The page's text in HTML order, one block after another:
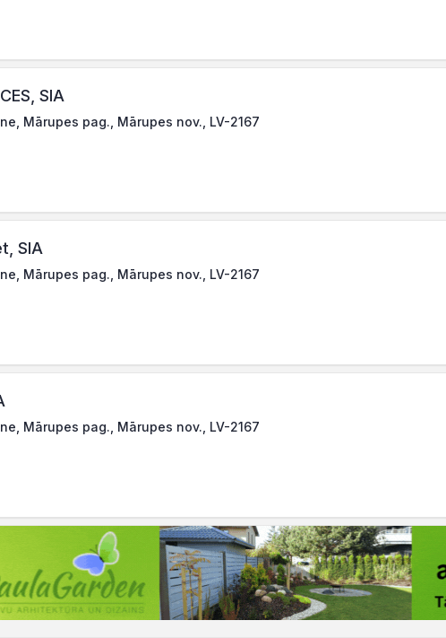
SIA
Mārupes pag., Mārupes nov., LV-2167
SIA
Mārupes pag., Mārupes nov., LV-2167
Mārupes pag., Mārupes nov., LV-2167